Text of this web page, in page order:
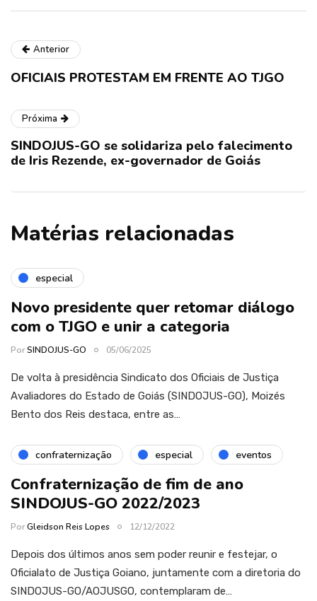
Anterior
OFICIAIS PROTESTAM EM FRENTE AO TJGO
Próxima
SINDOJUS-GO se solidariza pelo falecimento
de Iris Rezende, ex-governador de Goiás
Matérias relacionadas
especial
Novo presidente quer retomar diálogo
com o TJGO e unir a categoria
PorSINDOJUS-GO 05/06/2025
De volta à presidência Sindicato dos Oficiais de Justiça
Avaliadores do Estado de Goiás (SINDOJUS-GO), Moizés
Bento dos Reis destaca, entre as…
confraternização especial eventos
Confraternização de fim de ano
SINDOJUS-GO 2022/2023
PorGleidson Reis Lopes 12/12/2022
Depois dos últimos anos sem poder reunir e festejar, o
Oficialato de Justiça Goiano, juntamente com a diretoria do
SINDOJUS-GO/AOJUSGO, contemplaram de…